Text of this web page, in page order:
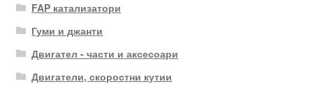
FAP катализатори
Гуми и джанти
Двигател - части и аксесоари
Двигатели, скоростни кутии